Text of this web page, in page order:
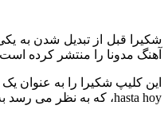
شکیرا قبل از تبدیل شدن به
آهنگ مدونا را منتشر کرده
hasta hoy، که به نظر می رسد به نوعی یک نمایش استعداد یابی باشد نشان داده می شود.